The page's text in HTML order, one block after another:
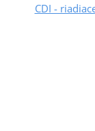
CDI -